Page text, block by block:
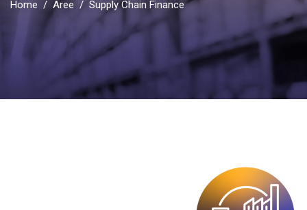
Home / Aree / Supply Chain Finance